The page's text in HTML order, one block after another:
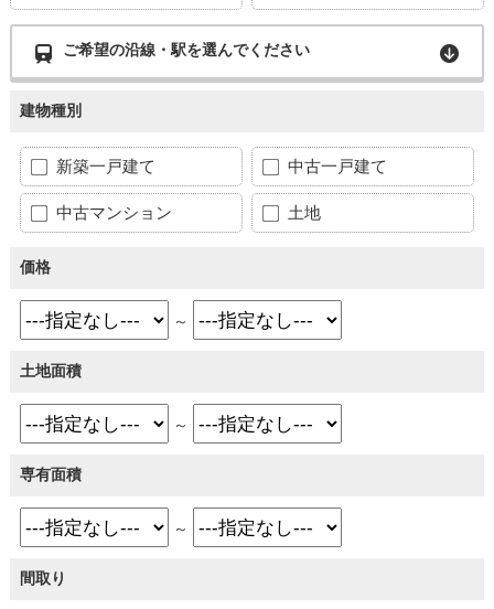
ご希望の沿線・駅を選んでください
建物種別
新築一戸建て 中古一戸建て
中古マンション 土地
価格
～
土地面積
～
専有面積
～
間取り